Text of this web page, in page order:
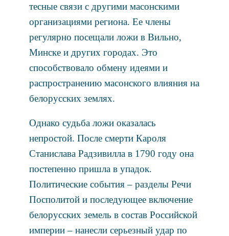
тесные связи с другими масонскими
организациями региона. Ее члены
регулярно посещали ложи в Вильно,
Минске и других городах. Это
способствовало обмену идеями и
распространению масонского влияния на
белорусских землях.
Однако судьба ложи оказалась
непростой. После смерти Кароля
Станислава Радзивилла в 1790 году она
постепенно пришла в упадок.
Политические события – разделы Речи
Посполитой и последующее включение
белорусских земель в состав Российской
империи – нанесли серьезный удар по